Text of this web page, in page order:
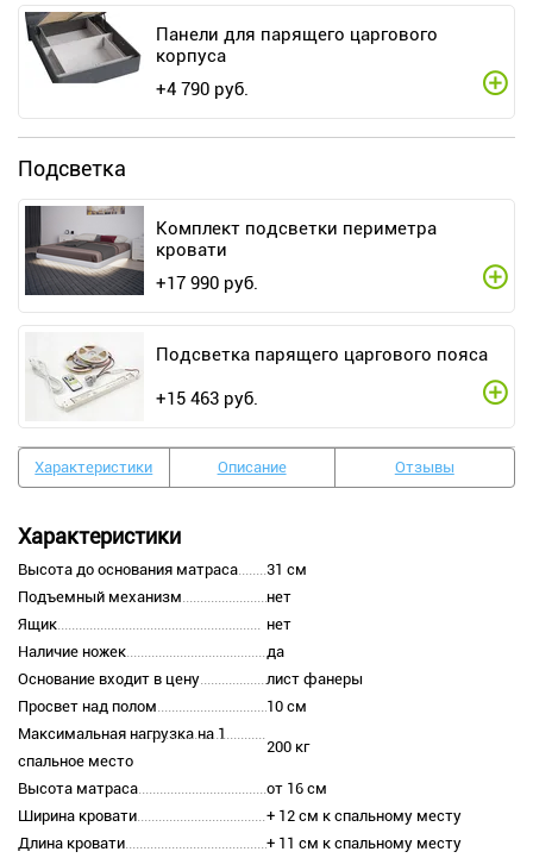
Панели для парящего царгового
корпуса
+4 790 руб.
Подсветка
Комплект подсветки периметра
кровати
+17 990 руб.
Подсветка парящего царгового пояса
+15 463 руб.
Характеристики Описание Отзывы
Характеристики
Высота до основания матраса
31 см
Подъемный механизм
нет
Ящик
нет
Наличие ножек
да
Основание входит в цену
лист фанеры
Просвет над полом
10 см
Максимальная нагрузка на 1
спальное место
200 кг
Высота матраса
от 16 см
Ширина кровати
+ 12 см к спальному месту
Длина кровати
+ 11 см к спальному месту